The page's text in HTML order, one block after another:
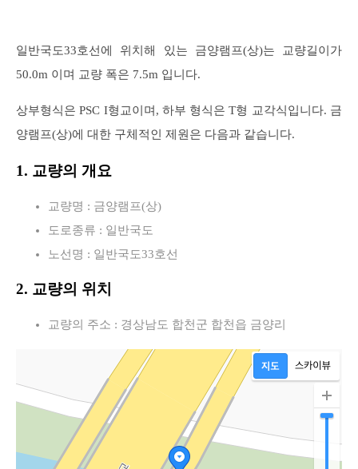
일반국도33호선에 위치해 있는 금양램프(상)는 교량길이가
50.0m 이며 교량 폭은 7.5m 입니다.
상부형식은 PSC I형교이며, 하부 형식은 T형 교각식입니다. 금
양램프(상)에 대한 구체적인 제원은 다음과 같습니다.
1. 교량의 개요
교량명 : 금양램프(상)
도로종류 : 일반국도
노선명 : 일반국도33호선
2. 교량의 위치
교량의 주소 : 경상남도 합천군 합천읍 금양리